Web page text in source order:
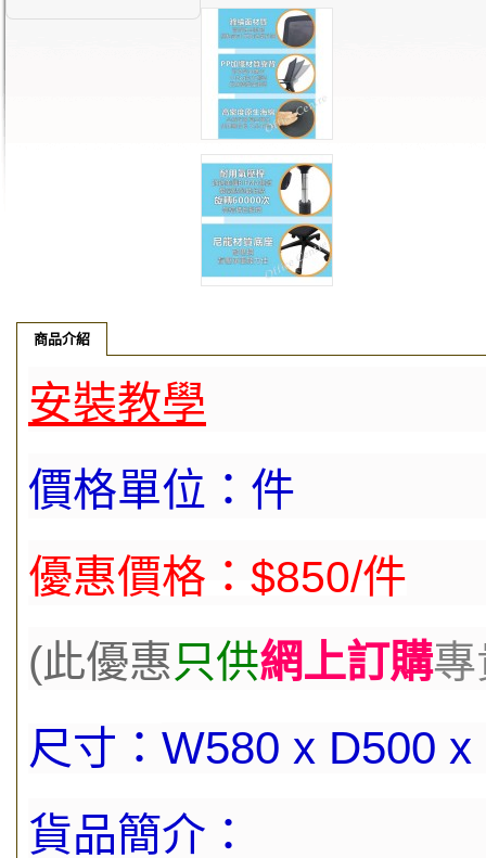
商品介紹
安裝教學
價格單位：件
優惠價格：$850/件
(此優惠 只供網上訂購專
尺寸： W580 x D500
貨品簡介：